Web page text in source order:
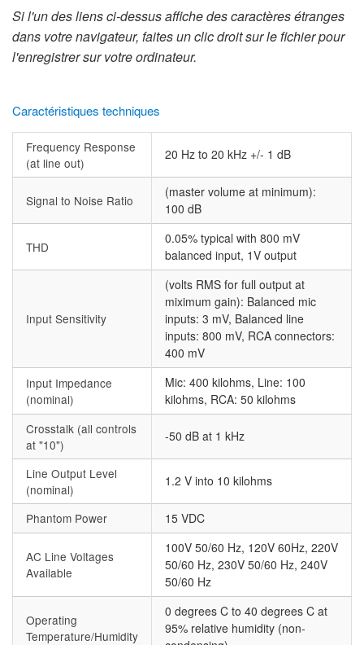
Si l'un des liens ci-dessus affiche des caractères étranges
dans votre navigateur, faites un clic droit sur le fichier pour
l'enregistrer sur votre ordinateur.
Caractéristiques techniques
Frequency Response
(at line out)
20 Hz to 20 kHz +/- 1 dB
Signal to Noise Ratio
(master volume at minimum):
100 dB
THD
0.05% typical with 800 mV
balanced input, 1V output
Input Sensitivity
(volts RMS for full output at
miximum gain): Balanced mic
inputs: 3 mV, Balanced line
inputs: 800 mV, RCA connectors:
400 mV
Input Impedance
(nominal)
Mic: 400 kilohms, Line: 100
kilohms, RCA: 50 kilohms
Crosstalk (all controls
at "10")
-50 dB at 1 kHz
Line Output Level
(nominal)
1.2 V into 10 kilohms
Phantom Power 15 VDC
AC Line Voltages
Available
100V 50/60 Hz, 120V 60Hz, 220V
50/60 Hz, 230V 50/60 Hz, 240V
50/60 Hz
Operating
Temperature/Humidity
0 degrees C to 40 degrees C at
95% relative humidity (non-